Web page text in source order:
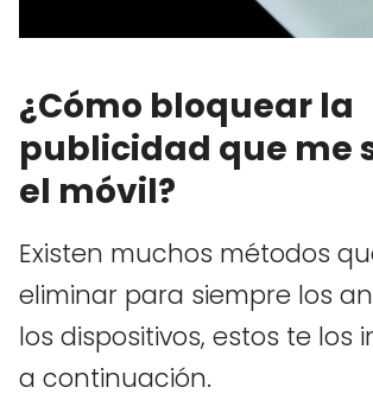
¿Cómo bloquear la
publicidad que me
el móvil?
Existen muchos métodos
eliminar para siempre los
los dispositivos, estos te los
a continuación.